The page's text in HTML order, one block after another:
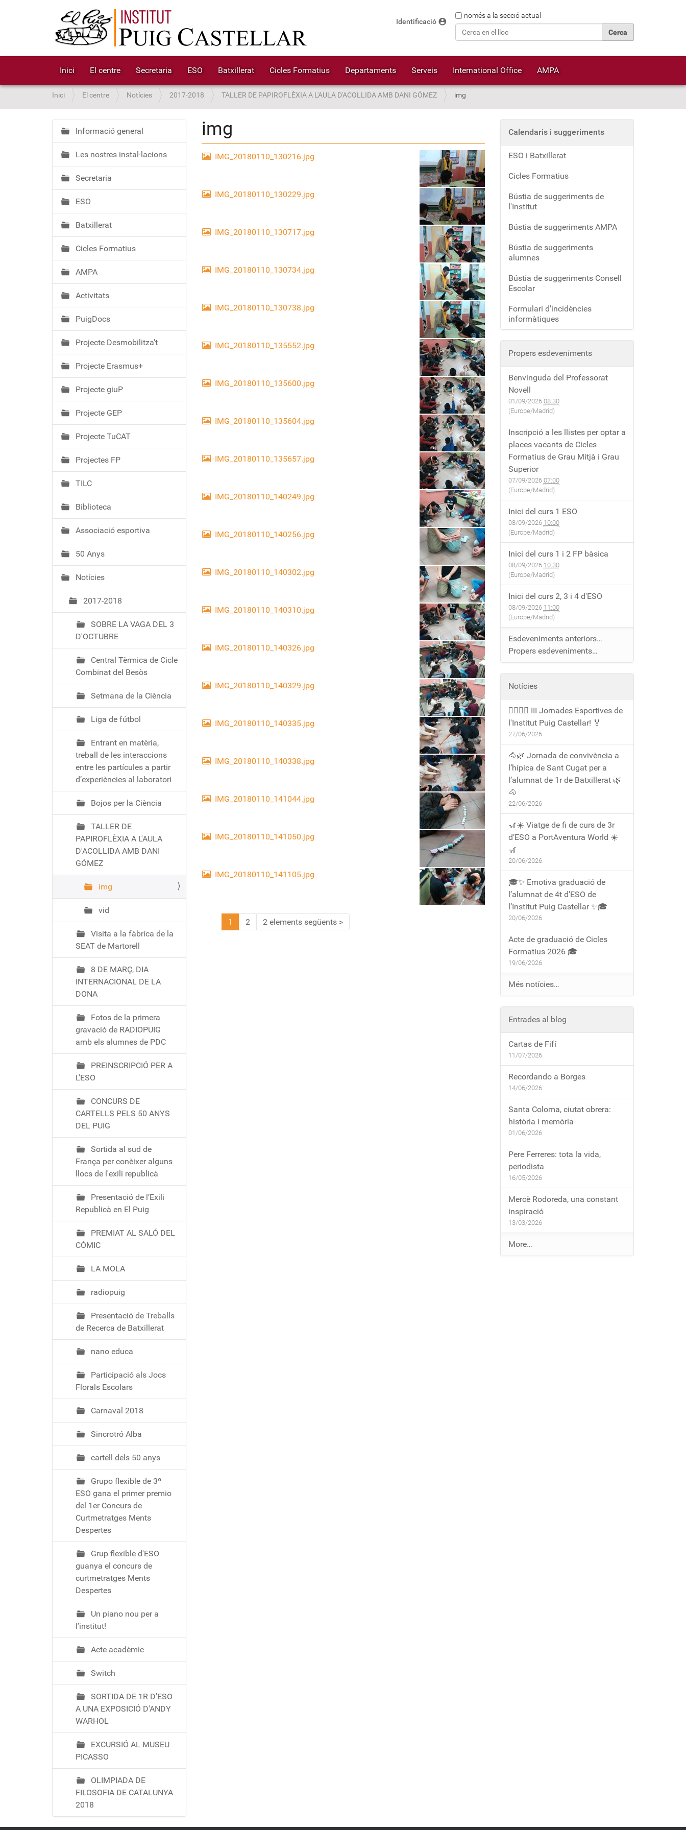
Cercanomés a la secció actual
Identificació account_circle
Inici El centre Secretaria ESO Batxillerat Cicles Formatius Departaments Serveis International Office AMPA
S
o
u
:
Inici El centre Notícies 2017-2018 TALLER DE PAPIROFLÈXIA A L'AULA D'ACOLLIDA AMB DANI GÓMEZ img
img
IMG_20180110_130216.jpg
IMG_20180110_130229.jpg
IMG_20180110_130717.jpg
IMG_20180110_130734.jpg
IMG_20180110_130738.jpg
IMG_20180110_135552.jpg
IMG_20180110_135600.jpg
IMG_20180110_135604.jpg
IMG_20180110_135657.jpg
IMG_20180110_140249.jpg
IMG_20180110_140256.jpg
IMG_20180110_140302.jpg
IMG_20180110_140310.jpg
IMG_20180110_140326.jpg
IMG_20180110_140329.jpg
IMG_20180110_140335.jpg
IMG_20180110_140338.jpg
IMG_20180110_141044.jpg
IMG_20180110_141050.jpg
IMG_20180110_141105.jpg
1 2 2 elements següents
N
a
v
e
g
a
c
ó
Informació general
Les nostres instal·lacions
Secretaria
ESO
Batxillerat
Cicles Formatius
AMPA
Activitats
PuigDocs
Projecte Desmobilitza't
Projecte Erasmus+
Projecte giuP
Projecte GEP
Projecte TuCAT
Projectes FP
TILC
Biblioteca
Associació esportiva
50 Anys
Notícies
2017-2018
SOBRE LA VAGA DEL 3
D'OCTUBRE
Central Tèrmica de Cicle
Combinat del Besòs
Setmana de la Ciència
Liga de fútbol
Entrant en matèria,
treball de les interaccions
entre les partícules a partir
d’experiències al laboratori
Bojos per la Ciència
TALLER DE
PAPIROFLÈXIA A L'AULA
D'ACOLLIDA AMB DANI
GÓMEZ
img
vid
Visita a la fàbrica de la
SEAT de Martorell
8 DE MARÇ, DIA
INTERNACIONAL DE LA
DONA
Fotos de la primera
gravació de RADIOPUIG
amb els alumnes de PDC
PREINSCRIPCIÓ PER A
L'ESO
CONCURS DE
CARTELLS PELS 50 ANYS
DEL PUIG
Sortida al sud de
França per conèixer alguns
llocs de l'exili republicà
Presentació de l’Exili
Republicà en El Puig
PREMIAT AL SALÓ DEL
CÒMIC
LA MOLA
radiopuig
Presentació de Treballs
de Recerca de Batxillerat
nano educa
Participació als Jocs
Florals Escolars
Carnaval 2018
Sincrotró Alba
cartell dels 50 anys
Grupo flexible de 3º
ESO gana el primer premio
del 1er Concurs de
Curtmetratges Ments
Despertes
Grup flexible d'ESO
guanya el concurs de
curtmetratges Ments
Despertes
Un piano nou per a
l’institut!
Acte acadèmic
Switch
SORTIDA DE 1R D'ESO
A UNA EXPOSICIÓ D'ANDY
WARHOL
EXCURSIÓ AL MUSEU
PICASSO
OLIMPIADA DE
FILOSOFIA DE CATALUNYA
2018
Calendaris i suggeriments
ESO i Batxillerat
Cicles Formatius
Bústia de suggeriments de
l'Institut
Bústia de suggeriments AMPA
Bústia de suggeriments
alumnes
Bústia de suggeriments Consell
Escolar
Formulari d'incidències
informàtiques
Propers esdeveniments
Benvinguda del Professorat
Novell
01/09/2026 08:30
(Europe/Madrid)
Inscripció a les llistes per optar a
places vacants de Cicles
Formatius de Grau Mitjà i Grau
Superior
07/09/2026 07:00
(Europe/Madrid)
Inici del curs 1 ESO
08/09/2026 10:00
(Europe/Madrid)
Inici del curs 1 i 2 FP bàsica
08/09/2026 10:30
(Europe/Madrid)
Inici del curs 2, 3 i 4 d'ESO
08/09/2026 11:00
(Europe/Madrid)
Esdeveniments anteriors…
Propers esdeveniments…
Notícies
🏃‍♀️🏃‍♂️ III Jornades Esportives de
l'Institut Puig Castellar! 🏅
27/06/2026
🐴🌿 Jornada de convivència a
l’hípica de Sant Cugat per a
l’alumnat de 1r de Batxillerat 🌿
🐴
22/06/2026
🎢☀️ Viatge de fi de curs de 3r
d’ESO a PortAventura World ☀️
🎢
20/06/2026
🎓✨ Emotiva graduació de
l’alumnat de 4t d’ESO de
l’Institut Puig Castellar ✨🎓
20/06/2026
Acte de graduació de Cicles
Formatius 2026 🎓
19/06/2026
Més notícies…
Entrades al blog
Cartas de Fifí
11/07/2026
Recordando a Borges
14/06/2026
Santa Coloma, ciutat obrera:
història i memòria
01/06/2026
Pere Ferreres: tota la vida,
periodista
16/05/2026
Mercè Rodoreda, una constant
inspiració
13/03/2026
E
n
More…